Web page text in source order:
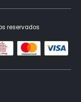
reservados